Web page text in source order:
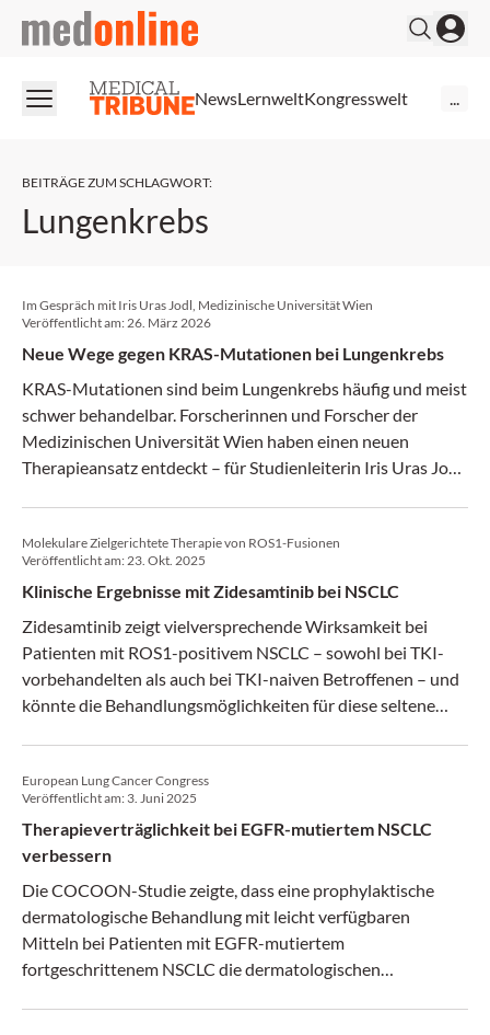
medonline
NewsLernweltKongresswelt
BEITRÄGE ZUM SCHLAGWORT:
Lungenkrebs
Im Gespräch mit Iris Uras Jodl, Medizinische Universität Wien
Veröffentlicht am:26. März 2026
Neue Wege gegen KRAS-Mutationen bei Lungenkrebs
KRAS-Mutationen sind beim Lungenkrebs häufig und meist
schwer behandelbar. Forscherinnen und Forscher der
Medizinischen Universität Wien haben einen neuen
Therapieansatz entdeckt – für Studienleiterin Iris Uras Jodl
Molekulare Zielgerichtete Therapie von ROS1-Fusionen
Veröffentlicht am:23. Okt. 2025
Klinische Ergebnisse mit Zidesamtinib bei NSCLC
Zidesamtinib zeigt vielversprechende Wirksamkeit bei
Patienten mit ROS1-positivem NSCLC – sowohl bei TKI-
vorbehandelten als auch bei TKI-naiven Betroffenen – und
könnte die Behandlungsmöglichkeiten für diese seltene
European Lung Cancer Congress
Veröffentlicht am: 3. Juni 2025
Therapieverträglichkeit bei EGFR-mutiertem NSCLC
verbessern
Die COCOON-Studie zeigte, dass eine prophylaktische
dermatologische Behandlung mit leicht verfügbaren
Mitteln bei Patienten mit EGFR-mutiertem
fortgeschrittenem NSCLC die dermatologischen